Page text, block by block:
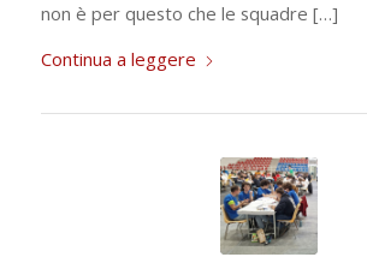
non è per questo che le squadre […]
Continua a leggere